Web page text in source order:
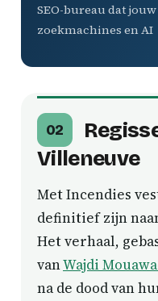
SEO-bureau dat
zoekmachines en AI
02
Villeneuve
Met Incendies
definitief zijn
Het verhaal,
vanWajdi
na de dood van